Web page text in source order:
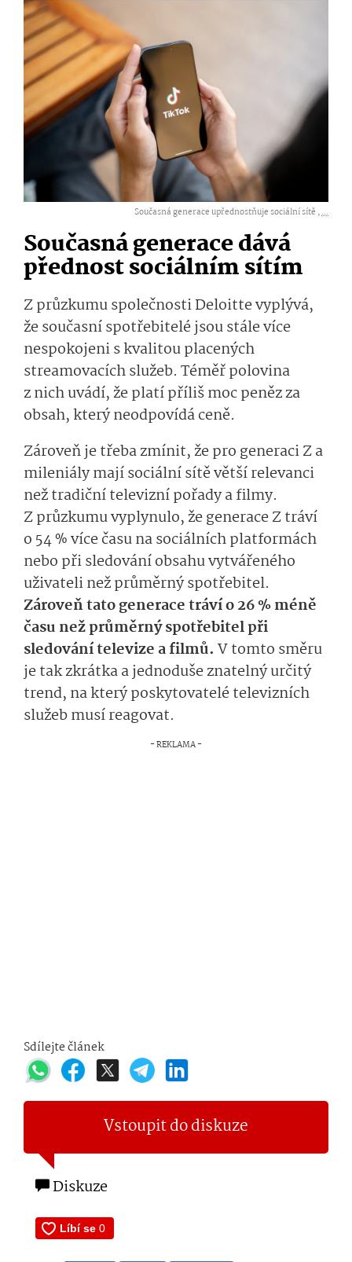
Současná generace upřednostňuje sociální sítě ,...
Současná generace dává
přednost sociálním sítím
Z průzkumu společnosti Deloitte vyplývá,
že současní spotřebitelé jsou stále více
nespokojeni s kvalitou placených
streamovacích služeb. Téměř polovina
z nich uvádí, že platí příliš moc peněz za
obsah, který neodpovídá ceně.
Zároveň je třeba zmínit, že pro generaci Z a
mileniály mají sociální sítě větší relevanci
než tradiční televizní pořady a filmy.
Z průzkumu vyplynulo, že generace Z tráví
o 54 % více času na sociálních platformách
nebo při sledování obsahu vytvářeného
uživateli než průměrný spotřebitel.
Zároveň tato generace tráví o 26 % méně
času než průměrný spotřebitel při
sledování televize a filmů. V tomto směru
je tak zkrátka a jednoduše znatelný určitý
trend, na který poskytovatelé televizních
služeb musí reagovat.
Sdílejte článek
Vstoupit do diskuze
Diskuze